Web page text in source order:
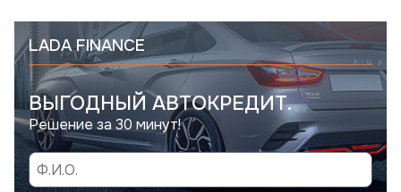
LADA FINANCE
ВЫГОДНЫЙ АВТОКРЕДИТ.
Решение за 30 минут!